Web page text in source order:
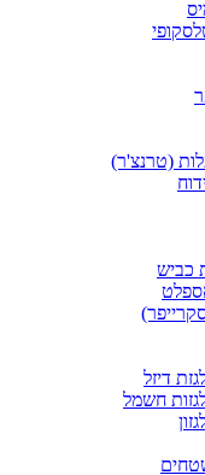
(טרנצ'ר)
כביש
דיזל
חשמל